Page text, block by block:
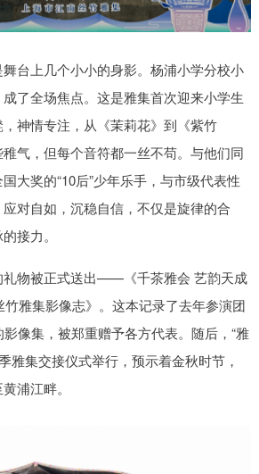
台上几个小小的身影。杨浦小学分校小
了全场焦点。这是雅集首次迎来小学生
神情专注，从《茉莉花》到《紫竹
气，但每个音符都一丝不苟。与他们同
大奖的“10后”少年乐手，与市级代表性
对自如，沉稳自信，不仅是旋律的合
接力。
礼物被正式送出——《千茶雅会 艺韵天成
雅集影像志》。这本记录了去年参演团
像集，被郑重赠予各方代表。随后，“雅
雅集交接仪式举行，预示着金秋时节，
浦江畔。